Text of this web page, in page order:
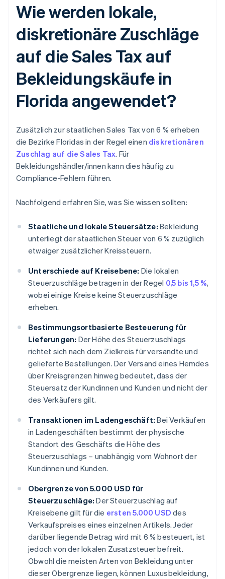
Wie werden lokale,
diskretionäre Zuschläge
auf die Sales Tax auf
Bekleidungskäufe in
Florida angewendet?
Zusätzlich zur staatlichen Sales Tax von 6 % erheben
die Bezirke Floridas in der Regel einen diskretionären
Zuschlag auf die Sales Tax. Für
Bekleidungshändler/innen kann dies häufig zu
Compliance-Fehlern führen.
Nachfolgend erfahren Sie, was Sie wissen sollten:
Staatliche und lokale Steuersätze: Bekleidung
unterliegt der staatlichen Steuer von 6 % zuzüglich
etwaiger zusätzlicher Kreissteuern.
Unterschiede auf Kreisebene: Die lokalen
Steuerzuschläge betragen in der Regel 0,5 bis 1,5 %,
wobei einige Kreise keine Steuerzuschläge
erheben.
Bestimmungsortbasierte Besteuerung für
Lieferungen: Der Höhe des Steuerzuschlags
richtet sich nach dem Zielkreis für versandte und
gelieferte Bestellungen. Der Versand eines Hemdes
über Kreisgrenzen hinweg bedeutet, dass der
Steuersatz der Kundinnen und Kunden und nicht der
des Verkäufers gilt.
Transaktionen im Ladengeschäft: Bei Verkäufen
in Ladengeschäften bestimmt der physische
Standort des Geschäfts die Höhe des
Steuerzuschlags – unabhängig vom Wohnort der
Kundinnen und Kunden.
Obergrenze von 5.000 USD für
Steuerzuschläge: Der Steuerzuschlag auf
Kreisebene gilt für die ersten 5.000 USD des
Verkaufspreises eines einzelnen Artikels. Jeder
darüber liegende Betrag wird mit 6 % besteuert, ist
jedoch von der lokalen Zusatzsteuer befreit.
Obwohl die meisten Arten von Bekleidung unter
dieser Obergrenze liegen, können Luxusbekleidung,